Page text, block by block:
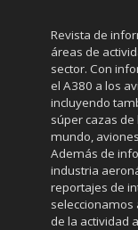
Revista de
áreas de
sector. Con
el A380 a los
incluyendo
súper cazas
mundo,
Además de
industria
reportajes de
de la actividad